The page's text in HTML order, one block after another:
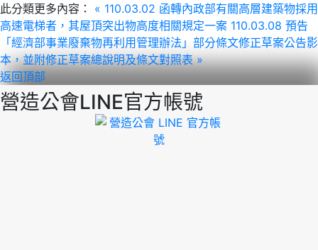
此分類更多內容：
« 110.03.02 函轉內政部有關高層建築物採用
高速電梯者，其屋頂突出物高度相關規定一案 110.03.08 預告
「經濟部事業廢棄物再利用管理辦法」部分條文修正草案公告影
本，並附修正草案總說明及條文對照表 »
返回頂部
營造公會LINE官方帳號